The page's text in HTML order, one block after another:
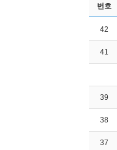
번호
42
41
39
38
37